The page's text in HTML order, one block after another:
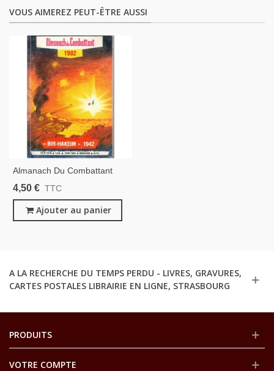
VOUS AIMEREZ PEUT-ÊTRE AUSSI
Almanach Du Combattant
1982 - Revue Militaire, Bir-
1918, 2e Guerre Mondiale,
Algérie
4,50 € TTC
Ajouter au panier
A LA RECHERCHE DU TEMPS PERDU - LIVRES, GRAVURES,
CARTES POSTALES LIBRAIRIE EN LIGNE, STRASBOURG
PRODUITS
VOTRE COMPTE